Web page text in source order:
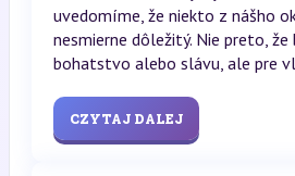
uvedomíme, že niekto z nášho
nesmierne dôležitý. Nie preto,
bohatstvo alebo slávu, ale pre
CZYTAJ DALEJ